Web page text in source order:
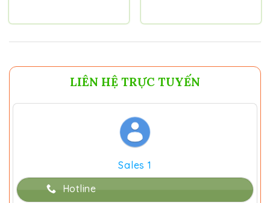
LIÊN HỆ TRỰC TUYẾN
Sales 1
Hotline